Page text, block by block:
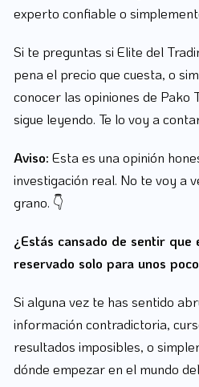
experto confiable o
Si te preguntas si Elite del
pena el precio que cuesta, o
conocer las opiniones de Pako
sigue leyendo. Te lo voy a
Aviso: Esta es una opinión
investigación real. No te voy a
grano. 👇
¿Estás cansado de sentir que
reservado solo para unos
Si alguna vez te has sentido
información contradictoria,
resultados imposibles, o
dónde empezar en el mundo